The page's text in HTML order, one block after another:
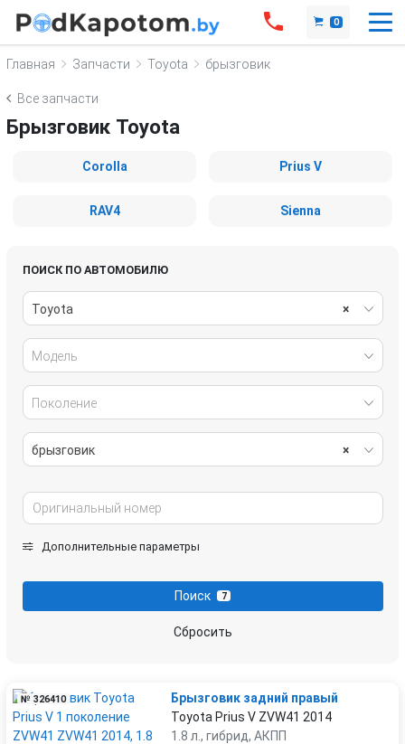
0
Главная Запчасти Toyota брызговик
Все запчасти
Брызговик Toyota
Corolla Prius V
RAV4 Sienna
ПОИСК ПО АВТОМОБИЛЮ
×
Toyota
Модель
Поколение
×
брызговик
Дополнительные параметры
Поиск 7
Сбросить
№ 326410
Брызговик задний правый
Toyota Prius V ZVW41 2014
1.8 л., гибрид, АКПП